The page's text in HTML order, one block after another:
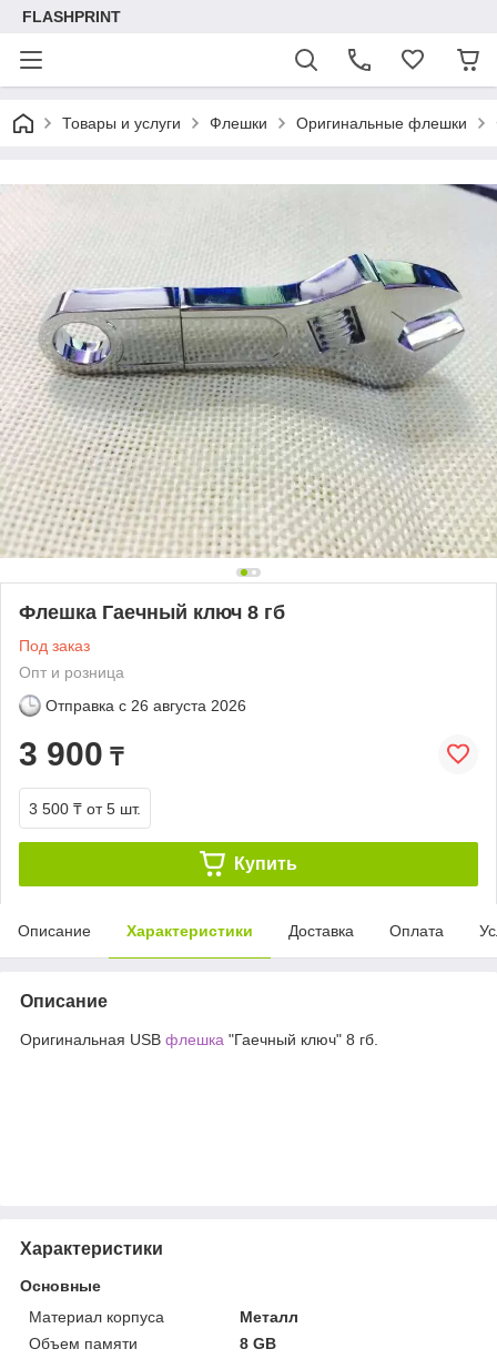
FLASHPRINT
Товары и услуги Флешки Оригинальные флешки
Флешка Гаечный ключ 8 гб
Под заказ
Опт и розница
Отправка с 26 августа 2026
3 900 ₸
3 500 ₸ от 5 шт.
Купить
Описание Характеристики Доставка Оплата
Описание
Оригинальная USB флешка "Гаечный ключ" 8 гб.
Характеристики
Основные
Материал корпуса
Металл
Объем памяти
8 GB